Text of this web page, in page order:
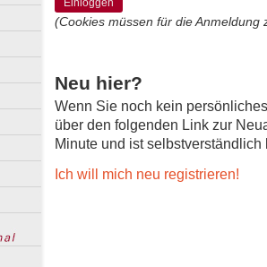
(Cookies müssen für die Anmeldung
Neu hier?
Wenn Sie noch kein
über den folgenden Link zur
Minute und ist selbstverständlich
Ich will mich neu registrieren!